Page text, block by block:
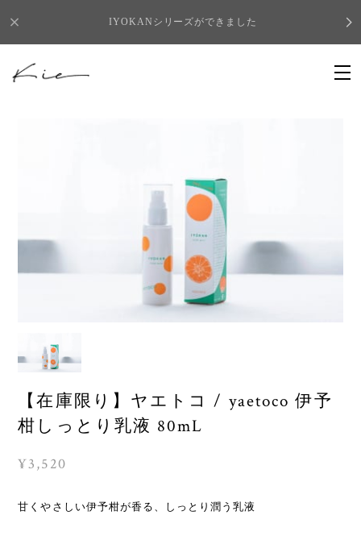
IYOKANシリーズができました
【在庫限り】ヤエトコ / yaetoco 伊予
柑しっとり乳液 80mL
¥3,520
甘くやさしい伊予柑が香る、しっとり潤う乳液